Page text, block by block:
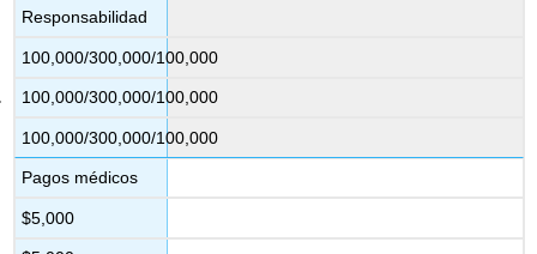
Responsabilidad
100,000/300,000/100,000
100,000/300,000/100,000
100,000/300,000/100,000
Pagos médicos
$5,000